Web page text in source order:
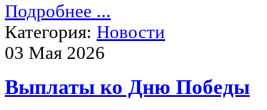
Подробнее ...
Категория: Новости
03 Мая 2026
Выплаты ко Дню Победы